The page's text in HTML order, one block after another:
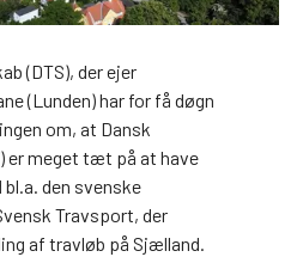
(DTS), der ejer
(Lunden) har for få døgn
om, at Dansk
er meget tæt på at have
den svenske
Travsport, der
af travløb på Sjælland.